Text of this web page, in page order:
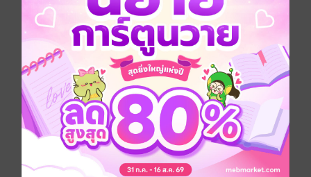
ประเภทไฟล์ pdf, epub
วันที่วางขาย 24 ตุลาคม 2566
ความยาว 392 หน้า (≈ 63,150 คำ)
ราคาปก 189 บาท (ประหยัด 5%)
เรื่องที่คุณน่าจะสนใจ